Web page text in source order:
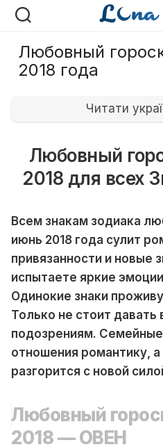
Перейти
Любовный
2018 года
Читати
Любовный
2018 для всех
Всем знакам зодиака
июнь 2018 года сулит
привязанности и новые
испытаете яркие
Одинокие знаки
Только не стоит
подозрениям.
отношения романтику,
разгорится с новой
Любовный
2018 — ОВЕН